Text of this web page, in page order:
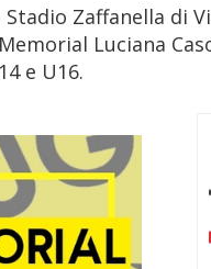
Zaffanella di
Luciana
e U16.